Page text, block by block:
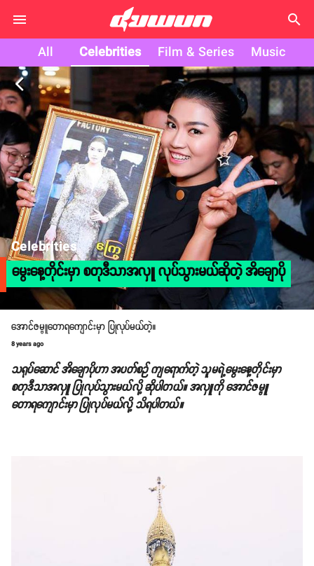
search
All Celebrities Film & Series Music
arrow_back_ios
Celebrities
မွေးနေ့တိုင်းမှာ စတုဒီသာအလှူ လုပ်သွားမယ်ဆိုတဲ့ အိချောပို
အောင်ဇမ္ဗူတောရကျောင်းမှာ ပြုလုပ်မယ်တဲ့။
8 years ago
သရုပ်ဆောင် အိချောပိုဟာ အပတ်စဉ် ကျရောက်တဲ့ သူမရဲ့မွေးနေ့တိုင်းမှာ
စတုဒီသာအလှူ ပြုလုပ်သွားမယ်လို့ ဆိုပါတယ်။ အလှူကို အောင်ဇမ္ဗူ
တောရကျောင်းမှာ ပြုလုပ်မယ်လို့ သိရပါတယ်။